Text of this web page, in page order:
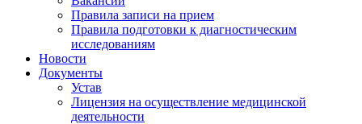
Правила записи на прием
Правила подготовки к диагностическим
исследованиям
Новости
Документы
Устав
Лицензия на осуществление медицинской
деятельности